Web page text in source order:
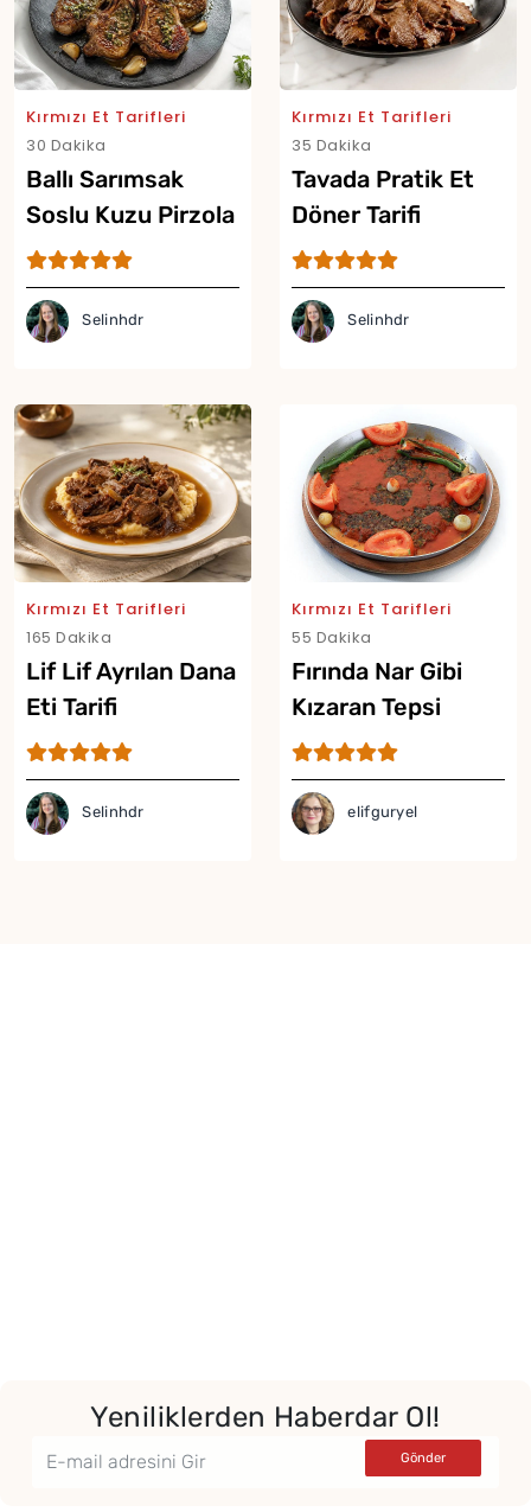
Kırmızı Et Tarifleri
30 Dakika
Ballı Sarımsak
Soslu Kuzu Pirzola
Tarifi
Selinhdr
Kırmızı Et Tarifleri
35 Dakika
Tavada Pratik Et
Döner Tarifi
Selinhdr
Kırmızı Et Tarifleri
165 Dakika
Lif Lif Ayrılan Dana
Eti Tarifi
Selinhdr
Kırmızı Et Tarifleri
55 Dakika
Fırında Nar Gibi
Kızaran Tepsi
Kebabı Tarifi
elifguryel
Yeniliklerden Haberdar Ol!